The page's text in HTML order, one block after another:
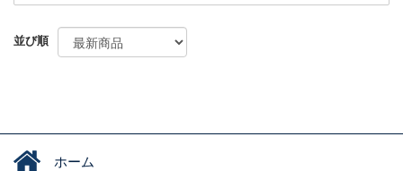
並び順
ホーム